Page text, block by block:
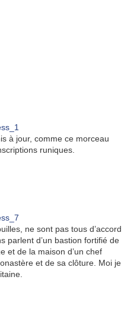
à jour, comme ce morceau
runiques.
ne sont pas tous d’accord
parlent d’un bastion fortifié de
et de la maison d’un chef
et de sa clôture. Moi je